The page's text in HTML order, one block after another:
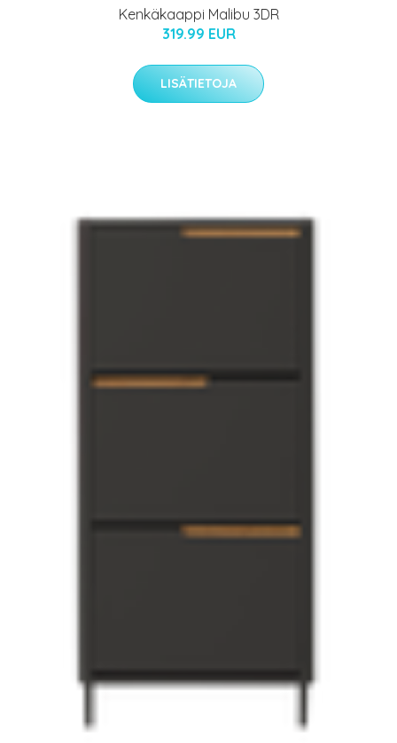
Kenkäkaappi Malibu 3DR
319.99 EUR
LISÄTIETOJA